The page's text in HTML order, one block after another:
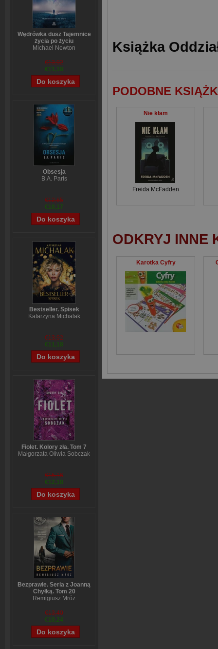
Wędrówka dusz Tajemnice
życia po życiu
Michael Newton
€13,92
€11,18
Obsesja
B.A. Paris
€12,65
€10,17
Bestseller. Spisek
Katarzyna Michalak
€13,92
€11,18
Fiolet. Kolory zła. Tom 7
Małgorzata Oliwia Sobczak
€15,16
€12,18
Bezprawie. Seria z Joanną
Chyłką. Tom 20
Remigiusz Mróz
€13,40
€10,24
Książka
PODOBNE
Nie kłam
Freida McFadden
ODKRYJ INNE
Karotka Cyfry